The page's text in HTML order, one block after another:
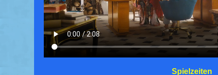
Spielzeiten